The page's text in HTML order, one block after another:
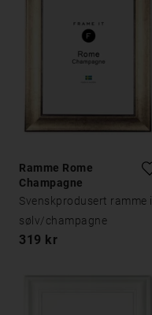
Ramme Rome
Champagne
Svenskprodusert ramme i
sølv/champagne
319 kr